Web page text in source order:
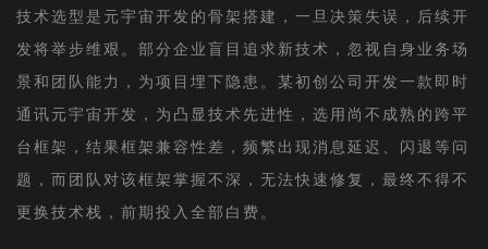
技术选型是元宇宙开发的骨架搭建，一旦决策失误，后续开
发将举步维艰。部分企业盲目追求新技术，忽视自身业务场
景和团队能力，为项目埋下隐患。某初创公司开发一款即时
通讯元宇宙开发，为凸显技术先进性，选用尚不成熟的跨平
台框架，结果框架兼容性差，频繁出现消息延迟、闪退等问
题，而团队对该框架掌握不深，无法快速修复，最终不得不
更换技术栈，前期投入全部白费。